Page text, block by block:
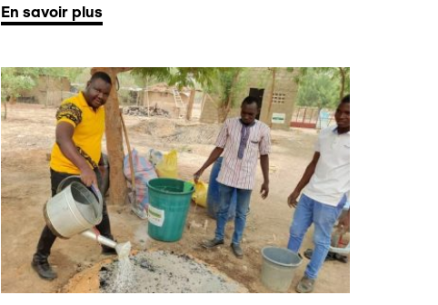
En savoir plus